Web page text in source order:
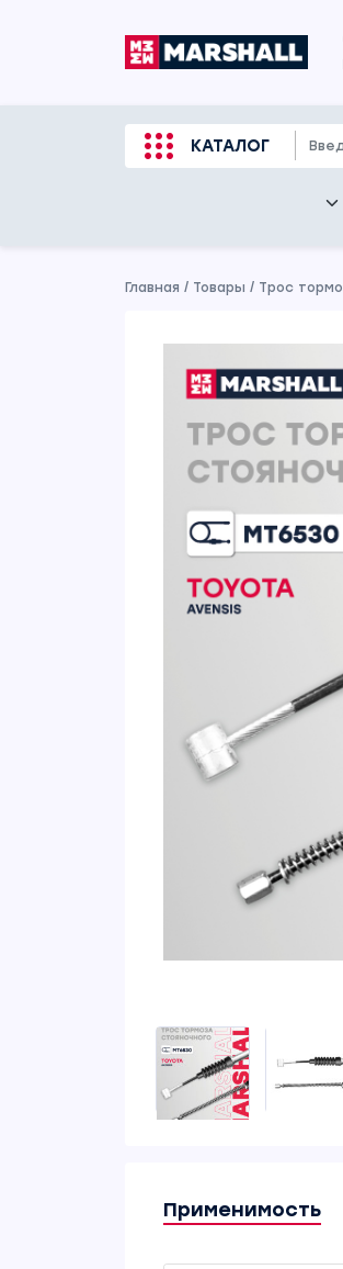
КАТАЛОГ
Главная / Товары / Трос
Применимость